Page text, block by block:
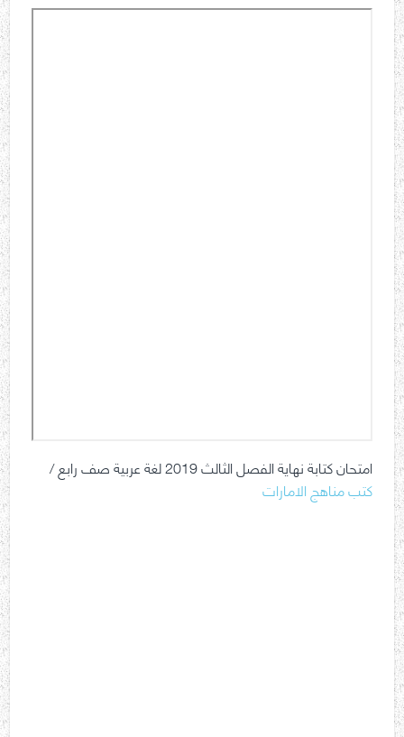
امتحان كتابة نهاية الفصل الثالث 2019 لغة عربية صف رابع /
كتب مناهج الامارات